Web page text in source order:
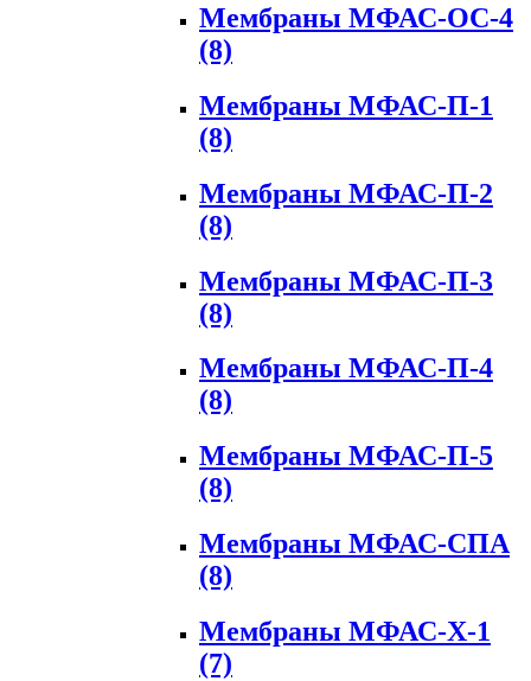
Мембраны МФАС-ОС-4
(8)
Мембраны МФАС-П-1
(8)
Мембраны МФАС-П-2
(8)
Мембраны МФАС-П-3
(8)
Мембраны МФАС-П-4
(8)
Мембраны МФАС-П-5
(8)
Мембраны МФАС-СПА
(8)
Мембраны МФАС-Х-1
(7)